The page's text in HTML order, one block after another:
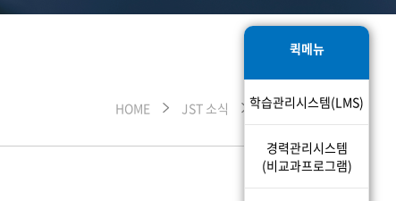
HOME JST 소식 Q&A
퀵메뉴
학습관리시스템(LMS)
경력관리시스템
(비교과프로그램)